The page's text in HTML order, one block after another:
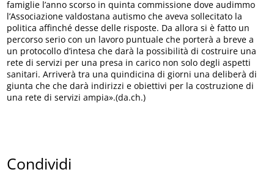
famiglie l’anno scorso in quinta commissione dove audimmo
l’Associazione valdostana autismo che aveva sollecitato la
politica affinché desse delle risposte. Da allora si è fatto un
percorso serio con un lavoro puntuale che porterà a breve a
un protocollo d’intesa che darà la possibilità di costruire una
rete di servizi per una presa in carico non solo degli aspetti
sanitari. Arriverà tra una quindicina di giorni una deliberà di
giunta che che darà indirizzi e obiettivi per la costruzione di
una rete di servizi ampia».(da.ch.)
Condividi